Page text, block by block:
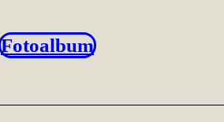
Fotoalbum